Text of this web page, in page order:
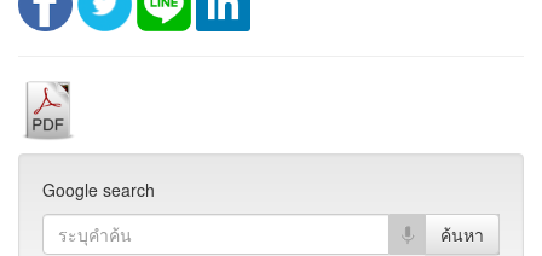
Google search